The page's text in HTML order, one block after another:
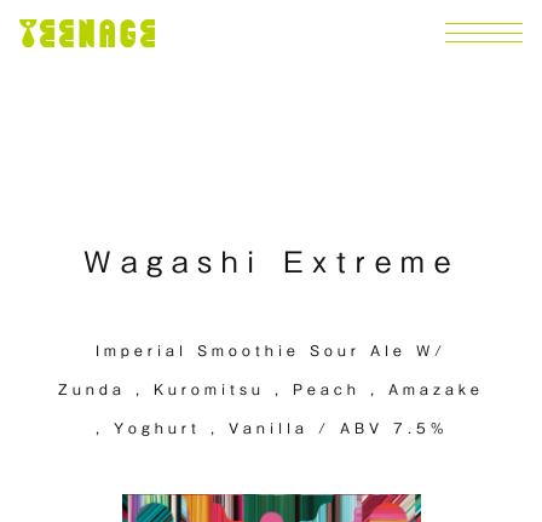
Wagashi Extreme
Imperial Smoothie Sour Ale W/
Zunda , Kuromitsu , Peach , Amazake
, Yoghurt , Vanilla / ABV 7.5%